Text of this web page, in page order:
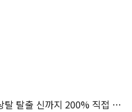
'액션 가이' 재탄생 이동욱, 상탈 탈출 신까지 200% 직접 소화